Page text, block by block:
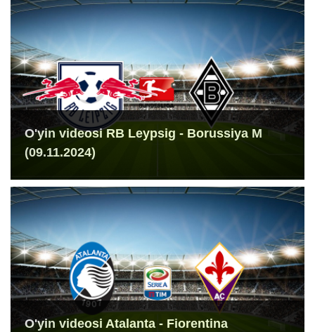
O'yin videosi RB Leypsig - Borussiya M
(09.11.2024)
O'yin videosi Atalanta - Fiorentina